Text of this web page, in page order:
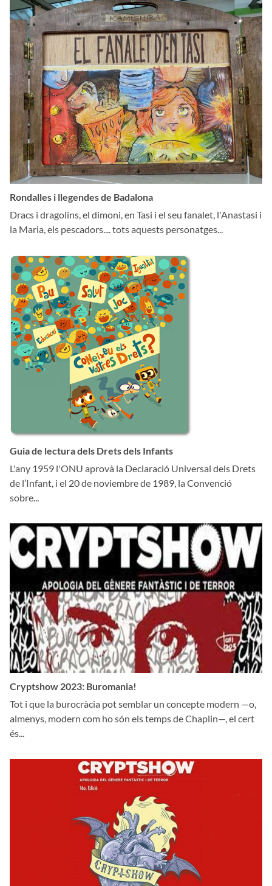
Rondalles i llegendes de Badalona
Dracs i dragolins, el dimoni, en Tasi i el seu fanalet, l'Anastasi i
la Maria, els pescadors.... tots aquests personatges...
Guia de lectura dels Drets dels Infants
L'any 1959 l'ONU aprovà la Declaració Universal dels Drets
de l’Infant, i el 20 de noviembre de 1989, la Convenció
sobre...
Cryptshow 2023: Buromania!
Tot i que la burocràcia pot semblar un concepte modern —o,
almenys, modern com ho són els temps de Chaplin—, el cert
és...